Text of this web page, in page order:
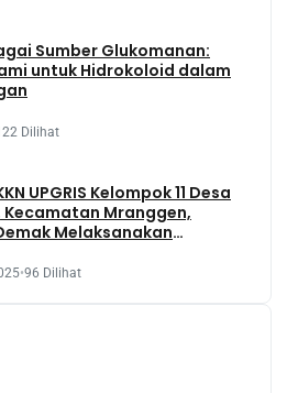
Sumber Glukomanan:
untuk Hidrokoloid dalam
Dilihat
UPGRIS Kelompok 11 Desa
Mranggen,
Melaksanakan
Lahan Yang Terbengkalai
•96 Dilihat